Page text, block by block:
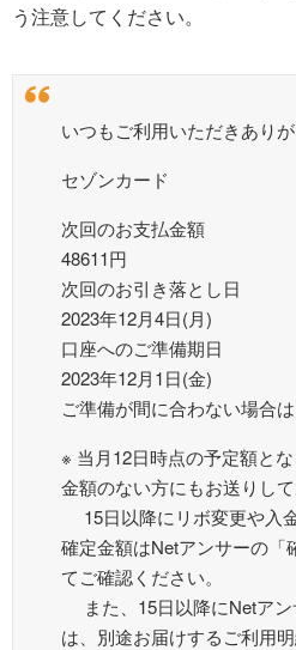
う注意してください。
いつもご利用いただきありが
セゾンカード
次回のお支払金額
48611円
次回のお引き落とし日
2023年12月4日(月)
口座へのご準備期日
2023年12月1日(金)
ご準備が間に合わない場合
※ 当月12日時点の予定額と
金額のない方にもお送りして
15日以降にリボ変更や入
確定金額はNetアンサーの「
てご確認ください。
また、15日以降にNetア
は、別途お届けするご利用